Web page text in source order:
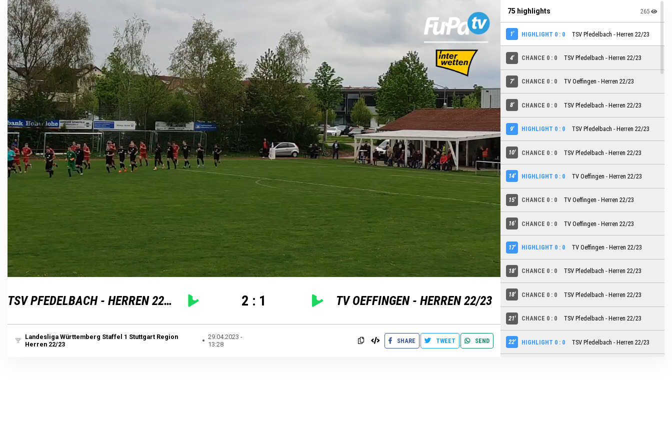
Unmute Loaded:
100.00%
settings
TSV PFEDELBACH - HERREN 22/23 2 : 1 TV OEFFINGEN - HERREN 22/23
Landesliga Württemberg Staffel 1 Stuttgart Region
Herren 22/23
29.04.2023 -
13:28
SHARE TWEET SEND
75 highlights 265
1' HIGHLIGHT 0 : 0 TSV Pfedelbach - Herren 22/23
4' CHANCE 0 : 0 TSV Pfedelbach - Herren 22/23
7' CHANCE 0 : 0 TV Oeffingen - Herren 22/23
8' CHANCE 0 : 0 TSV Pfedelbach - Herren 22/23
9' HIGHLIGHT 0 : 0 TSV Pfedelbach - Herren 22/23
10' CHANCE 0 : 0 TSV Pfedelbach - Herren 22/23
14' HIGHLIGHT 0 : 0 TV Oeffingen - Herren 22/23
15' CHANCE 0 : 0 TV Oeffingen - Herren 22/23
16' CHANCE 0 : 0 TV Oeffingen - Herren 22/23
17' HIGHLIGHT 0 : 0 TV Oeffingen - Herren 22/23
18' CHANCE 0 : 0 TSV Pfedelbach - Herren 22/23
18' CHANCE 0 : 0 TSV Pfedelbach - Herren 22/23
21' CHANCE 0 : 0 TSV Pfedelbach - Herren 22/23
22' HIGHLIGHT 0 : 0 TSV Pfedelbach - Herren 22/23